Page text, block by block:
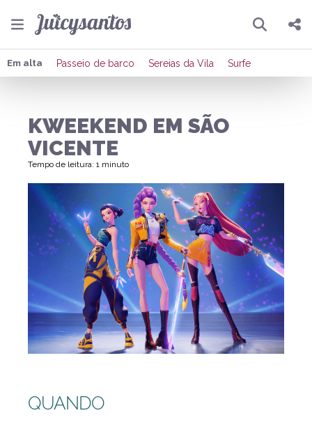
Pesquisar
Compartilhar
Enviar por Whatsapp
Publicar no X
Em alta Passeio de barco Sereias da Vila Surfe
KWEEKEND EM SÃO
VICENTE
Tempo de leitura: 1 minuto
QUANDO